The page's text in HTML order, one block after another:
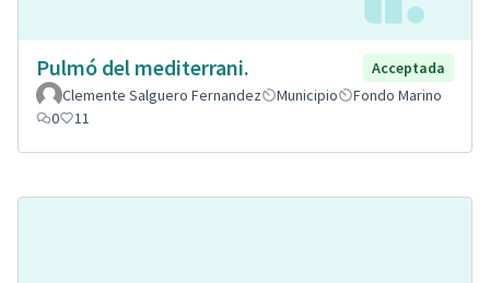
Pulmó del mediterrani.
Acceptada
Clemente Salguero Fernandez
Municipio
Fondo Marino
0
11